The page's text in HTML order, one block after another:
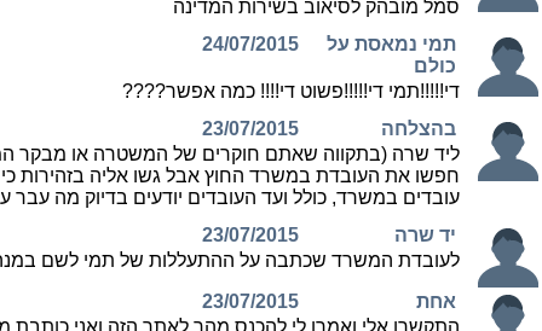
סמל מובהק לסיאוב בשירות המדינה
תמי נמאסת על
כולם
24/07/2015
די!!!!!תמי די!!!!!פשוט די!!!! כמה אפשר????
בהצלחה
23/07/2015
ליד שרה (בתקווה שאתם חוקרים של המשטרה או מבקר
חפשו את העובדת במשרד החוץ אבל גשו אליה בזהירות
עובדים במשרד, כולל ועד העובדים יודעים בדיוק מה
יד שרה
23/07/2015
לעובדת המשרד שכתבה על ההתעללות של תמי לשם
אחת
23/07/2015
התקשרו אלי ואמרו לי להכנס מהר לאתר הזה ואני